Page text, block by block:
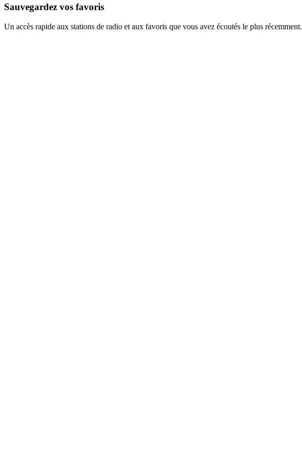
Sauvegardez vos favoris
Un accès rapide aux stations de radio et aux favoris que vous avez écoutés le plus récemment.